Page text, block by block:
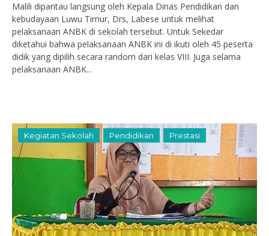
Malili dipantau langsung oleh Kepala Dinas Pendidikan dan
kebudayaan Luwu Timur, Drs, Labese untuk melihat
pelaksanaan ANBK di sekolah tersebut. Untuk Sekedar
diketahui bahwa pelaksanaan ANBK ini di ikuti oleh 45 peserta
didik yang dipilih secara random dari kelas VIII. Juga selama
pelaksanaan ANBK...
Kegiatan Sekolah Pendidikan Prestasi